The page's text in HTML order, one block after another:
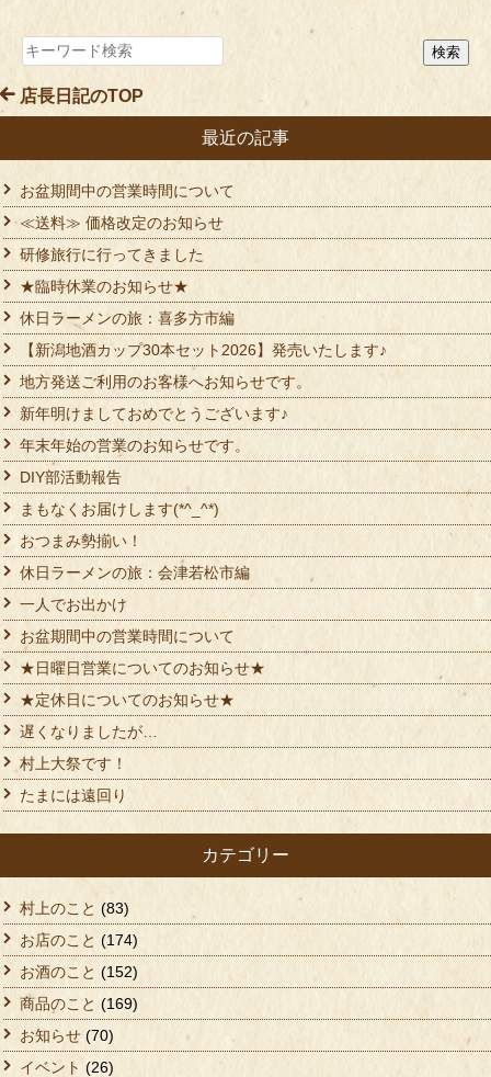
店長日記のTOP
最近の記事
お盆期間中の営業時間について
≪送料≫ 価格改定のお知らせ
研修旅行に行ってきました
★臨時休業のお知らせ★
休日ラーメンの旅：喜多方市編
【新潟地酒カップ30本セット2026】発売いたします♪
地方発送ご利用のお客様へお知らせです。
新年明けましておめでとうございます♪
年末年始の営業のお知らせです。
DIY部活動報告
まもなくお届けします(*^_^*)
おつまみ勢揃い！
休日ラーメンの旅：会津若松市編
一人でお出かけ
お盆期間中の営業時間について
★日曜日営業についてのお知らせ★
★定休日についてのお知らせ★
遅くなりましたが…
村上大祭です！
たまには遠回り
カテゴリー
村上のこと (83)
お店のこと (174)
お酒のこと (152)
商品のこと (169)
お知らせ (70)
イベント (26)